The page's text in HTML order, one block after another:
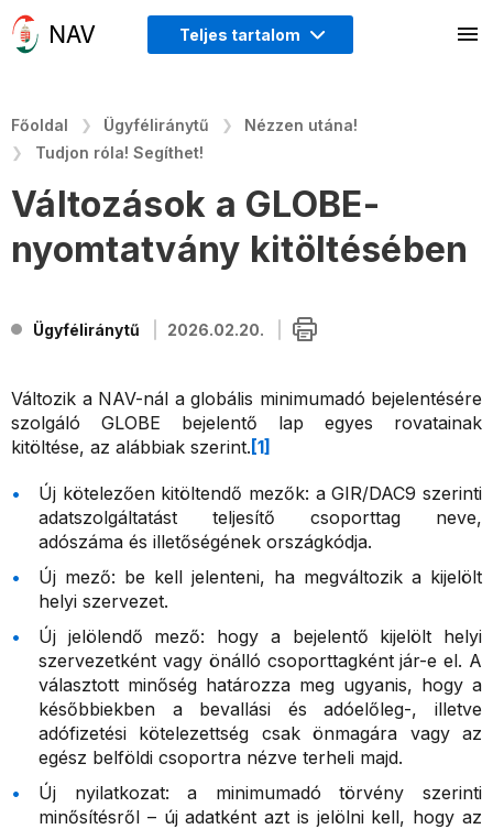
Teljes tartalom
Főoldal Ügyféliránytű
Nézzen utána!
Tudjon róla! Segíthet!
Változások a GLOBE-
nyomtatvány kitöltésében
Ügyféliránytű 2026.02.20.
Változik a NAV-nál a globális minimumadó bejelentésére
szolgáló GLOBE bejelentő lap egyes rovatainak
kitöltése, az alábbiak szerint. [1]
Új kötelezően kitöltendő mezők: a GIR/DAC9 szerinti
adatszolgáltatást teljesítő csoporttag neve,
adószáma és illetőségének országkódja.
Új mező: be kell jelenteni, ha megváltozik a kijelölt
helyi szervezet.
Új jelölendő mező: hogy a bejelentő kijelölt helyi
szervezetként vagy önálló csoporttagként jár-e el. A
választott minőség határozza meg ugyanis, hogy a
későbbiekben a bevallási és adóelőleg-, illetve
adófizetési kötelezettség csak önmagára vagy az
egész belföldi csoportra nézve terheli majd.
Új nyilatkozat: a minimumadó törvény szerinti
minősítésről – új adatként azt is jelölni kell, hogy az